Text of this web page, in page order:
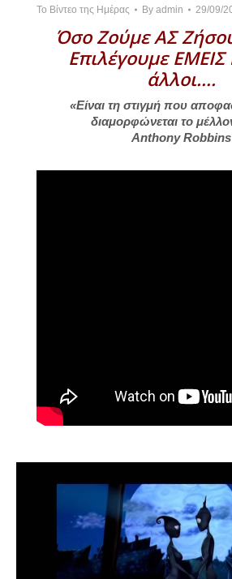
Το Βίντεο της Ημέρας By admin 29/09/
Όσο Ζούμε ΑΣ
Επιλέγουμε ΕΜΕΙΣ
άλλοι….
«Είναι τη στιγμή που
διαμορφώνεται το
Anthony Robbins